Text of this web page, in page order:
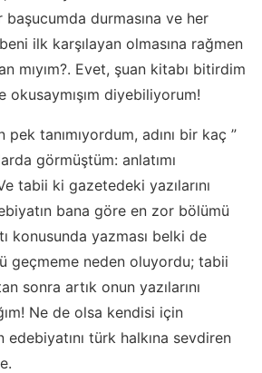
durmasına ve her
ilk karşılayan olmasına rağmen
mıyım?. Evet, şuan kitabı bitirdim
okusaymışım diyebiliyorum!
pek tanımıyordum, adını bir kaç ”
görmüştüm: anlatımı
tabii ki gazetedeki yazılarını
bana göre en zor bölümü
konusunda yazması belki de
geçmeme neden oluyordu; tabii
sonra artık onun yazılarını
Ne de olsa kendisi için
türk halkına sevdiren